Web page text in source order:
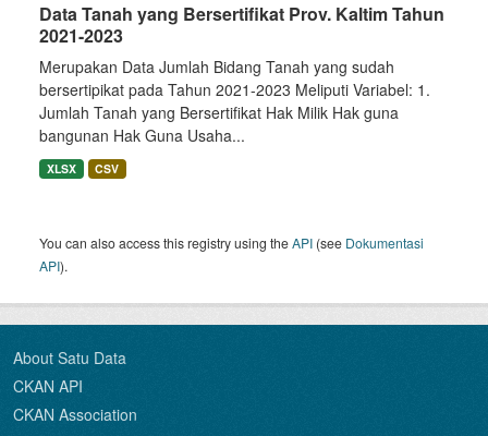
Data Tanah yang Bersertifikat Prov. Kaltim Tahun
2021-2023
Merupakan Data Jumlah Bidang Tanah yang sudah
bersertipikat pada Tahun 2021-2023 Meliputi Variabel: 1.
Jumlah Tanah yang Bersertifikat Hak Milik Hak guna
bangunan Hak Guna Usaha...
XLSX CSV
You can also access this registry using theAPI (see Dokumentasi
API).
About Satu Data
CKAN API
CKAN Association